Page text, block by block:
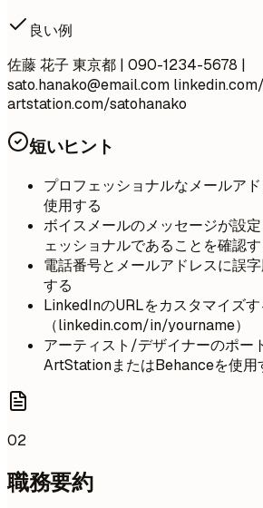
良い例
佐藤 花子 東京都 | 090-1234-5678 |
sato.hanako@email.com
artstation.com/satohanako
短いヒント
プロフェッショナルなメールア
使用する
ボイスメールのメッセージが設
ェッショナルであることを確認す
電話番号とメールアドレスに誤
する
LinkedInのURLをカスタマイズす
（linkedin.com/in/yourname）
アーティスト/デザイナーのポー
ArtStationまたはBehanceを使用
02
職務要約